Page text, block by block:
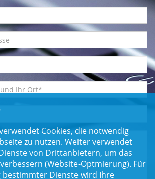
Cookies, die notwendig
zu nutzen. Weiter verwendet
von Drittanbietern, um das
(Website-Optmierung). Für
bestimmter Dienste wird Ihre